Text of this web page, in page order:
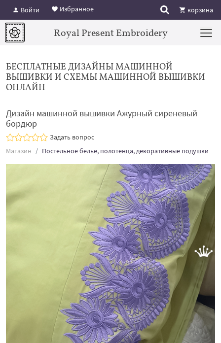
Войти Избранное корзина
Royal Present Embroidery
БЕСПЛАТНЫЕ ДИЗАЙНЫ МАШИННОЙ
ВЫШИВКИ И СХЕМЫ МАШИННОЙ ВЫШИВКИ
ОНЛАЙН
Дизайн машинной вышивки Ажурный сиреневый
бордюр
Задать вопрос
Магазин
Постельное белье, полотенца, декоративные подушки